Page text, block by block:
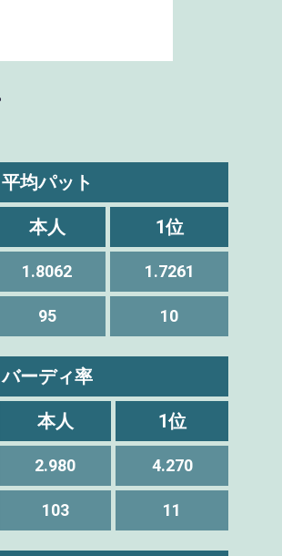
平均パット
本人 1位
1.8062 1.7261
95 10
バーディ率
本人 1位
2.980 4.270
103 11